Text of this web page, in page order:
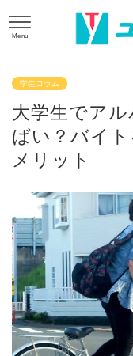
学生コラム
大学生でア
ばい？バイ
メリット